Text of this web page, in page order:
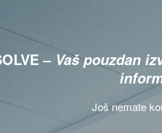
– Vaš pouzdan
Još nemate